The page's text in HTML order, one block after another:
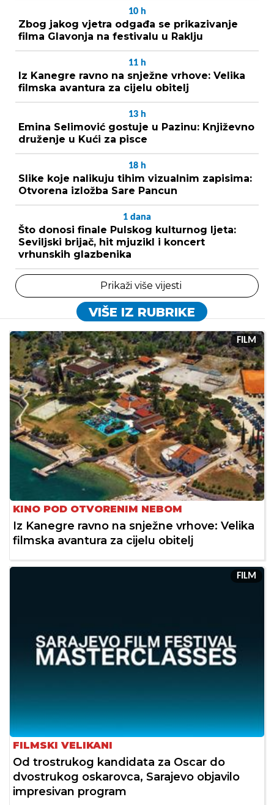
10 h
Zbog jakog vjetra odgađa se prikazivanje
filma Glavonja na festivalu u Raklju
11 h
Iz Kanegre ravno na snježne vrhove: Velika
filmska avantura za cijelu obitelj
13 h
Emina Selimović gostuje u Pazinu: Književno
druženje u Kući za pisce
18 h
Slike koje nalikuju tihim vizualnim zapisima:
Otvorena izložba Sare Pancun
1 dana
Što donosi finale Pulskog kulturnog ljeta:
Seviljski brijač, hit mjuzikl i koncert
vrhunskih glazbenika
Prikaži više vijesti
VIŠE IZ RUBRIKE
FILM
KINO POD OTVORENIM NEBOM
Iz Kanegre ravno na snježne vrhove: Velika
filmska avantura za cijelu obitelj
FILM
FILMSKI VELIKANI
Od trostrukog kandidata za Oscar do
dvostrukog oskarovca, Sarajevo objavilo
impresivan program